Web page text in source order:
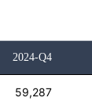
2024-Q4
59,287